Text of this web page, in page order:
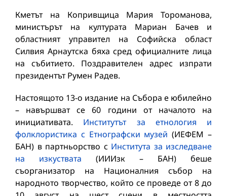
Кметът на Копривщица Мария Тороманова,
министърът на културата Мариан Бачев и
областният управител на Софийска област
Силвия Арнаутска бяха сред официалните лица
на събитието. Поздравителен адрес изпрати
президентът Румен Радев.
Настоящото 13-о издание на Събора е юбилейно
– навършват се 60 години от началото на
инициативата. Институтът за етнология и
фолклористика с Етнографски музей (ИЕФЕМ –
БАН) в партньорство с Института за изследване
на изкуствата (ИИИзк – БАН) беше
съорганизатор на Националния събор на
народното творчество, който се проведе от 8 до